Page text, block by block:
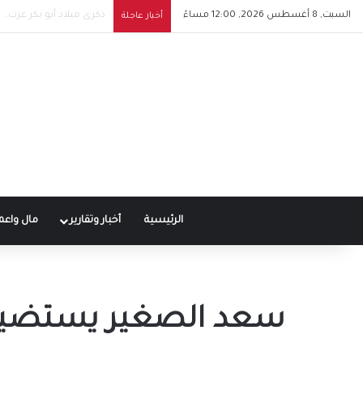
السبت, 8 أغسطس 2026, 12:00 مساءً أخبار عاجلة شيرين تشعل حماس
الرئيسية أخبار وتقارير مال
سعد الصغير